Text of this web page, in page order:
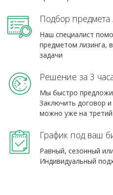
Подбор предмета
Наш специалист
предметом лизинга,
задачи
Решение за 3
Мы быстро
Заключить договор
можно уже на третий
График под ваш
Равный, сезонный
Индивидуальный